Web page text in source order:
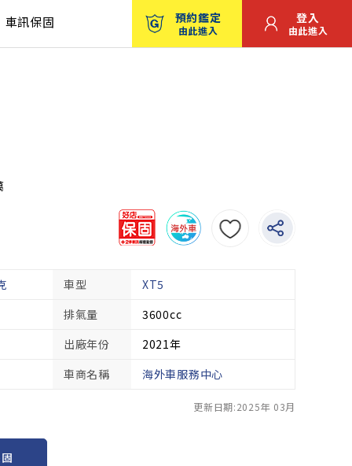
車訊保固 預約鑑定
由此進入
登入
由此進入
車型
XT5
排氣量
3600cc
出廠年份
2021年
車商名稱 海外車服務中心
更新日期:2025年 03月